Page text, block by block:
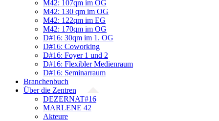
M42: 107qm im OG
M42: 130 qm im OG
M42: 122qm im EG
M42: 170qm im OG
D#16: 30qm im 1. OG
D#16: Coworking
D#16: Foyer 1 und 2
D#16: Flexibler Medienraum
D#16: Seminarraum
Branchenbuch
Über die Zentren
DEZERNAT#16
MARLENE 42
Akteure